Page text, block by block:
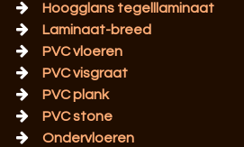
Hoogglans tegelllaminaat
Laminaat-breed
PVC vloeren
PVC visgraat
PVC plank
PVC stone
Ondervloeren